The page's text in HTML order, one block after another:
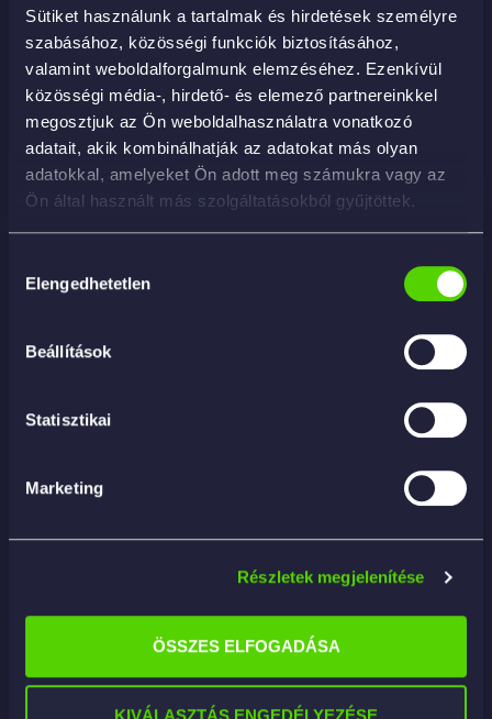
Sütiket használunk a tartalmak és hirdetések személyre
szabásához, közösségi funkciók biztosításához,
valamint weboldalforgalmunk elemzéséhez. Ezenkívül
közösségi média-, hirdető- és elemező partnereinkkel
megosztjuk az Ön weboldalhasználatra vonatkozó
adatait, akik kombinálhatják az adatokat más olyan
adatokkal, amelyeket Ön adott meg számukra vagy az
Ön által használt más szolgáltatásokból gyűjtöttek.
kiválasztása
Elengedhetetlen
Beállítások
Statisztikai
Marketing
Részletek megjelenítése
ÖSSZES ELFOGADÁSA
MAMMOTH – Deep Clean – Carpet and
Upholstery Brush – kárpitkefe
4 390Ft
KOSÁRBA
fogható kárpitkefe 5cm